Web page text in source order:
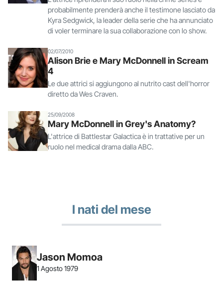
probabilmente prenderà anche il testimone lasciato da
Kyra Sedgwick, la leader della serie che ha annunciato
di voler terminare la sua collaborazione con lo show.
02/07/2010
Alison Brie e Mary McDonnell in Scream
4
Le due attrici si aggiungono al nutrito cast dell'horror
diretto da Wes Craven.
25/09/2008
Mary McDonnell in Grey's Anatomy?
L'attrice di Battlestar Galactica è in trattative per un
ruolo nel medical drama dalla ABC.
I nati del mese
Jason Momoa
1 Agosto 1979